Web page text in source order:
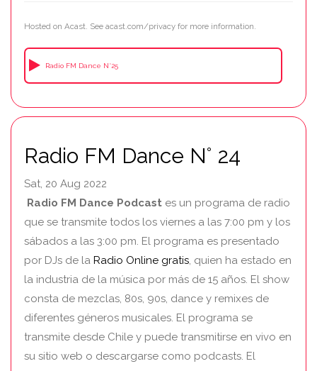
Hosted on Acast. See acast.com/privacy for more information.
Radio FM Dance N°25
Radio FM Dance N° 24
Sat, 20 Aug 2022
Radio FM Dance Podcast es un programa de radio
que se transmite todos los viernes a las 7:00 pm y los
sábados a las 3:00 pm. El programa es presentado
por DJs de la Radio Online gratis, quien ha estado en
la industria de la música por más de 15 años. El show
consta de mezclas, 80s, 90s, dance y remixes de
diferentes géneros musicales. El programa se
transmite desde Chile y puede transmitirse en vivo en
su sitio web o descargarse como podcasts. El